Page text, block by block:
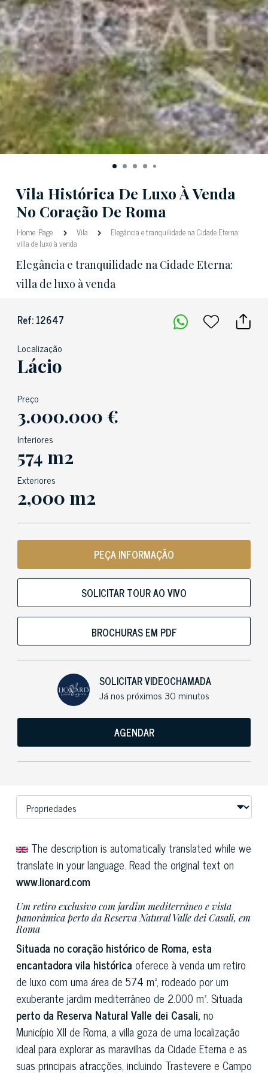
Vila Histórica De Luxo À Venda
No Coração De Roma
Home Page Vila
Elegância e tranquilidade na Cidade Eterna:
villa de luxo à venda
Elegância e tranquilidade na Cidade Eterna:
villa de luxo à venda
Ref: 12647
Localização
Lácio
Preço
3.000.000 €
Interiores
574 m2
Exteriores
2,000 m2
PEÇA INFORMAÇÃO
SOLICITAR TOUR AO VIVO
BROCHURAS EM PDF
SOLICITAR VIDEOCHAMADA
Já nos próximos 30 minutos
AGENDAR
The description is automatically translated while we
translate in your language. Read the original text on
www.lionard.com
Um retiro exclusivo com jardim mediterrâneo e vista
panorâmica perto da Reserva Natural Valle dei Casali, em
Roma
Situada no coração histórico de Roma, esta
encantadora vila histórica oferece à venda um retiro
de luxo com uma área de 574 m², rodeado por um
exuberante jardim mediterrâneo de 2.000 m². Situada
perto da Reserva Natural Valle dei Casali, no
Município XII de Roma, a villa goza de uma localização
ideal para explorar as maravilhas da Cidade Eterna e as
suas principais atracções, incluindo Trastevere e Campo